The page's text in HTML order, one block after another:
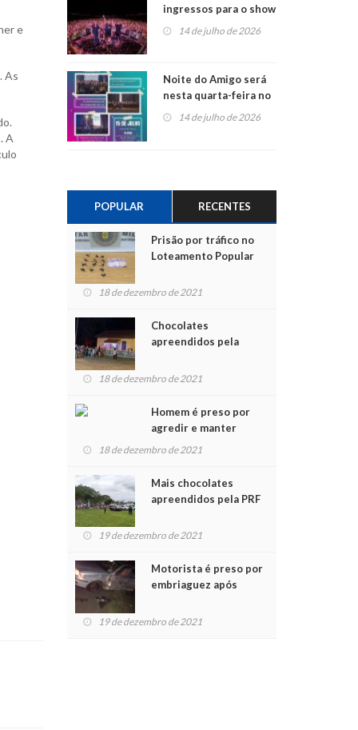
e
As
A
ingressos para o show
do Jota Quest nos 45
anos da Sicredi Ouro
14 de julho de 2026
Noite do Amigo será
nesta quarta-feira no
Centro de Cultura de
14 de julho de 2026
POPULAR RECENTES
Prisão por tráfico no
Loteamento Popular
18 de dezembro de 2021
Chocolates
apreendidos pela
para crianças na
18 de dezembro de 2021
Homem é preso por
agredir e manter
mulher em cárcere
18 de dezembro de 2021
Mais chocolates
apreendidos pela PRF
crianças no Natal
19 de dezembro de 2021
Motorista é preso por
embriaguez após
feridos
19 de dezembro de 2021